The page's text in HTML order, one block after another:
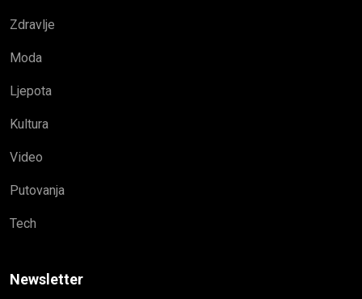
Zdravlje
Moda
Ljepota
Kultura
Video
Putovanja
Tech
Newsletter